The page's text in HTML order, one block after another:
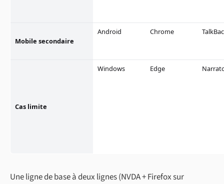
Mobile secondaire
Android Chrome
Cas limite
Windows Edge
Une ligne de base à deux lignes (NVDA + Firefox sur